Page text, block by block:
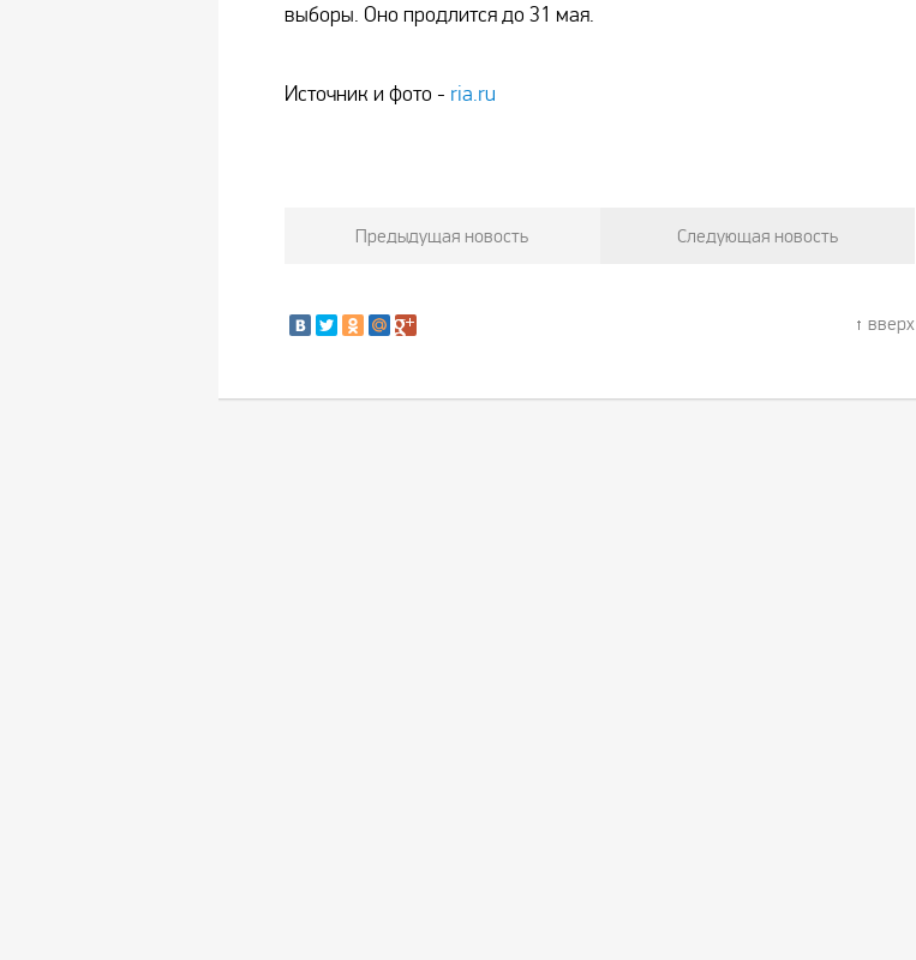
выборы. Оно продлится до 31 мая.
Источник и фото - ria.ru
Предыдущая новость Следующая новость
вверх